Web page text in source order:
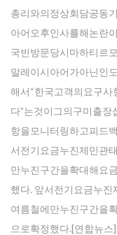
총리와의정상회담공동
아어오후인사를해논란
국빈방문당시마하티르
말레이시아어가아닌인
해서“한국고객의요구
다”는것이그의구미 출
항을모니터링하고피드
서전기요금누진제민관
만누진구간을확대해요
했다. 앞서전기요금누
여름철에만누진구간을
으로확정했다.[연합뉴